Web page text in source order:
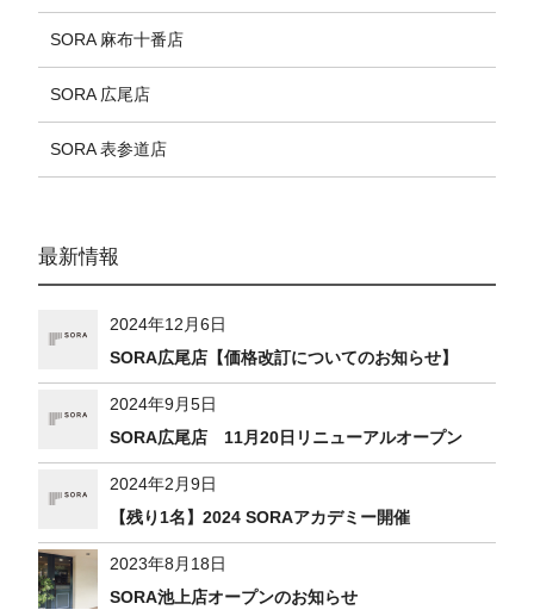
SORA 麻布十番店
SORA 広尾店
SORA 表参道店
最新情報
2024年12月6日
SORA広尾店【価格改訂についてのお知らせ】
2024年9月5日
SORA広尾店 11月20日リニューアルオープン
2024年2月9日
【残り1名】2024 SORAアカデミー開催
2023年8月18日
SORA池上店オープンのお知らせ